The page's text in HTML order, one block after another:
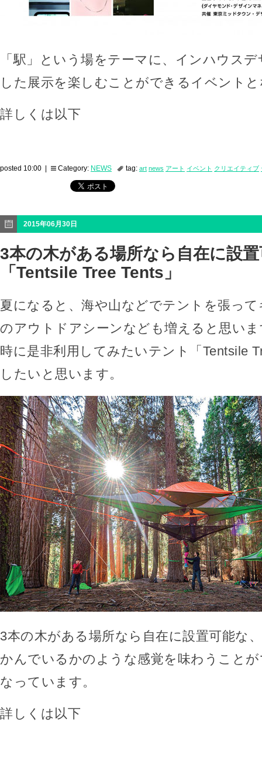
「駅」という場をテーマに、インハウス
した展示を楽しむことができるイベント
詳しくは以下
posted 10:00 | Category: NEWS tag: art news アート イベント クリエイティブ
2015年06月30日
3本の木がある場所なら自在に設
「Tentsile Tree Tents」
夏になると、海や山などでテントを張っ
のアウトドアシーンなども増えると思い
時に是非利用してみたいテント「Tentsile
したいと思います。
3本の木がある場所なら自在に設置可能な
かんでいるかのような感覚を味わうこと
なっています。
詳しくは以下